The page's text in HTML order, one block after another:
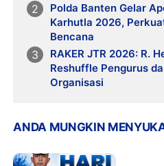
Polda Banten Gelar
Karhutla 2026,
Bencana
RAKER JTR 2026: R.
Reshuffle Pengurus
Organisasi
ANDA MUNGKIN